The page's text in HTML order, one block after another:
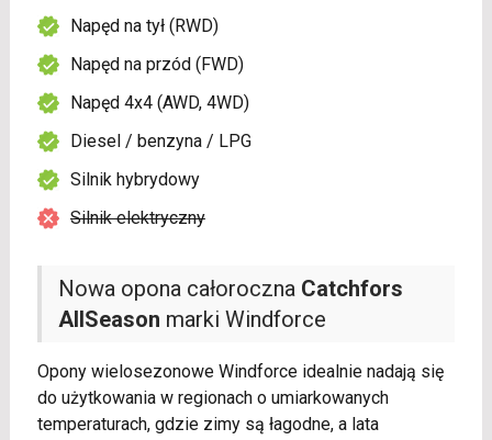
Nowa opona całoroczna Catchfors
AllSeason marki Windforce
Opony wielosezonowe Windforce idealnie nadają się
do użytkowania w regionach o umiarkowanych
temperaturach, gdzie zimy są łagodne, a lata
Napęd na tył (RWD)
Napęd na przód (FWD)
Napęd 4x4 (AWD, 4WD)
Diesel / benzyna / LPG
Silnik hybrydowy
Silnik elektryczny